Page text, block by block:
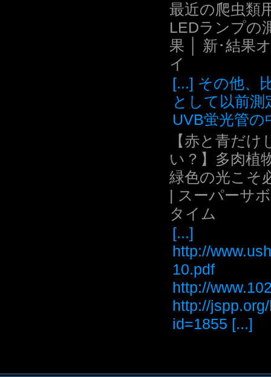
最近の爬虫類
LEDランプの
果 │ 新･結果
イ
[...] その他、
として以前測
UVB蛍光管の
【赤と青だけ
い？】多肉植
緑色の光こそ
| スーパーサ
タイム
[...]
http://
10.pdf
http://
http://
id=1855 [...]